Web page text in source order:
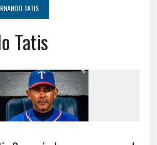
TATIS
Tatis